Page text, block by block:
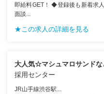
即給料GET！ ◆登録後も新着求
面談...
★この求人の詳細を見る
大人気☆マシュマロサンド
採用センター
JR山手線渋谷駅...